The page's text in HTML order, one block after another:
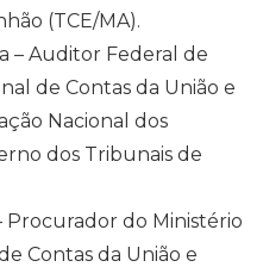
(TCE/MA).
– Auditor Federal de
de Contas da União e
Nacional dos
dos Tribunais de
Procurador do Ministério
Contas da União e